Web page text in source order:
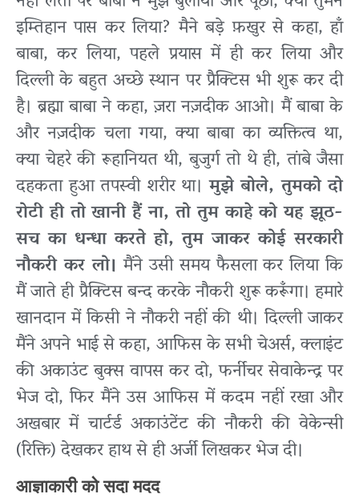
इम्तिहान पास कर लिया? मैने बड़े फ़खुर से कहा, हाँ
बाबा, कर लिया, पहले प्रयास में ही कर लिया और
दिल्ली के बहुत अच्छे स्थान पर प्रैक्टिस भी शुरू कर दी
है। ब्रह्मा बाबा ने कहा, ज़रा नज़दीक आओ। मैं बाबा के
और नज़दीक चला गया, क्या बाबा का व्यक्तित्व था,
क्या चेहरे की रूहानियत थी, बुजुर्ग तो थे ही, तांबे जैसा
दहकता हुआ तपस्वी शरीर था।मुझे बोले, तुमको दो
रोटी ही तो खानी हैं ना, तो तुम काहे को यह झूठ-
सच का धन्धा करते हो, तुम जाकर कोई सरकारी
नौकरी कर लो। मैंने उसी समय फैसला कर लिया कि
मैं जाते ही प्रैक्टिस बन्द करके नौकरी शुरू करूँगा। हमारे
खानदान में किसी ने नौकरी नहीं की थी। दिल्ली जाकर
मैंने अपने भाई से कहा, आफिस के सभी चेअर्स, क्लाइंट
की अकाउंट बुक्स वापस कर दो, फर्नीचर सेवाकेन्द्र पर
भेज दो, फिर मैंने उस आफिस में कदम नहीं रखा और
अखबार में चार्टर्ड अकाउंटेंट की नौकरी की वेकेन्सी
(रिक्ति) देखकर हाथ से ही अर्जी लिखकर भेज दी।
आज्ञाकारी को सदा मदद